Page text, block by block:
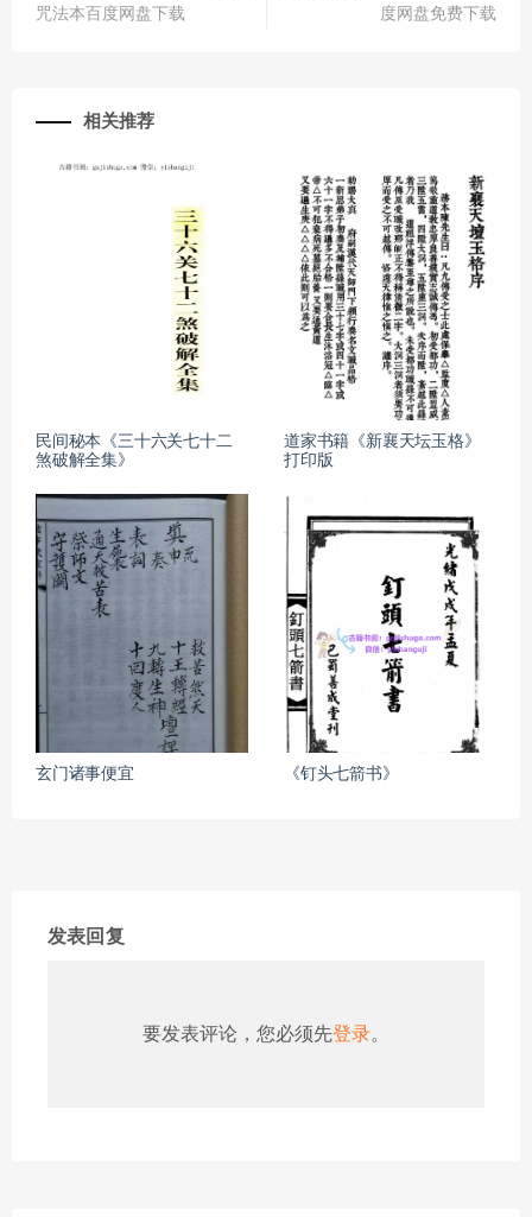
咒法本百度网盘下载
度网盘免费下载
相关推荐
民间秘本《三十六关七十二
煞破解全集》
道家书籍《新襄天坛玉格》
打印版
玄门诸事便宜 《钉头七箭书》
发表回复
要发表评论，您必须先登录。